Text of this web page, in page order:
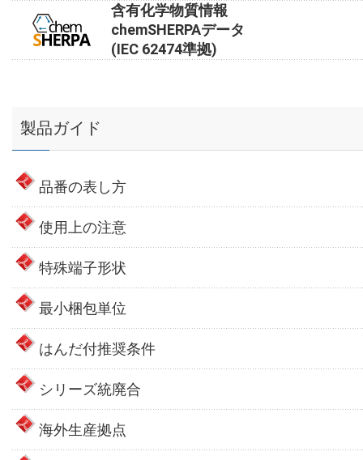
含有化学物質情報
chemSHERPAデータ
(IEC 62474準拠)
製品ガイド
品番の表し方
使用上の注意
特殊端子形状
最小梱包単位
はんだ付推奨条件
シリーズ統廃合
海外生産拠点